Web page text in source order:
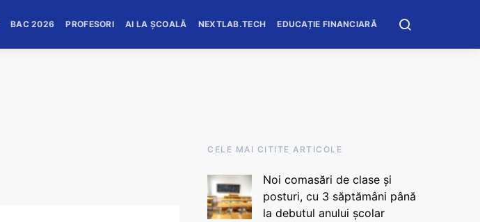
BAC 2026 PROFESORI AI LA ȘCOALĂ NEXTLAB.TECH EDUCAȚIE FINANCIARĂ
CELE MAI CITITE ARTICOLE
Noi comasări de clase și
posturi, cu 3 săptămâni până
la debutul anului școlar